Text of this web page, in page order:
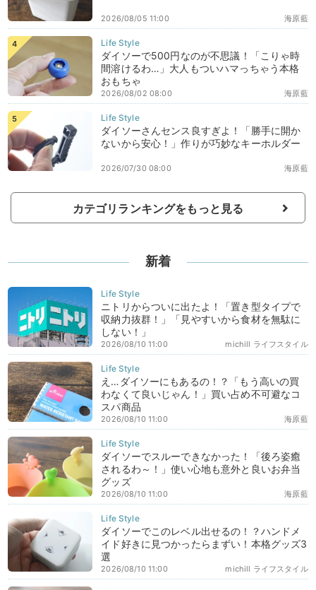
海原藍
2026/08/05 11:00
ダイソーで500円なのが不思議！「こりゃ時
間溶けるわ…」大人もついハマっちゃう本格
おもちゃ
海原藍
2026/08/02 08:00
ダイソーさんセンス良すぎよ！「勝手に開か
ないから安心！」作りが巧妙なキーホルダー
海原藍
2026/07/30 08:00
カテゴリランキングをもっと見る
新着
ニトリからついに出たよ！「置き型タイプで
収納力抜群！」「見やすいから食材を無駄に
しない！」
michill ライフスタイル
2026/08/10 11:00
え…ダイソーにもあるの！？「もう高いの買
わなくて良いじゃん！」買い占め不可避なコ
スパ商品
海原藍
2026/08/10 11:00
ダイソーでスルーできなかった！「後ろ姿癒
されるわ～！」使い心地も意外と良いお弁当
グッズ
海原藍
2026/08/10 11:00
ダイソーでこのレベル出せるの！？ハンドメ
イド好きに見つかったらまずい！本格グッズ3
選
michill ライフスタイル
2026/08/10 11:00